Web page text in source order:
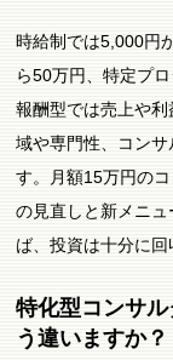
時給制では5,000円
ら50万円、特定プ
報酬型では売上や
域や専門性、コン
す。月額15万円の
の見直しと新メニ
ば、投資は十分に回
特化型コンサ
う違いますか？